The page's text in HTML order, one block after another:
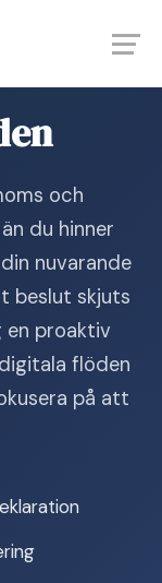
och
du hinner
nuvarande
beslut skjuts
en proaktiv
flöden
på att